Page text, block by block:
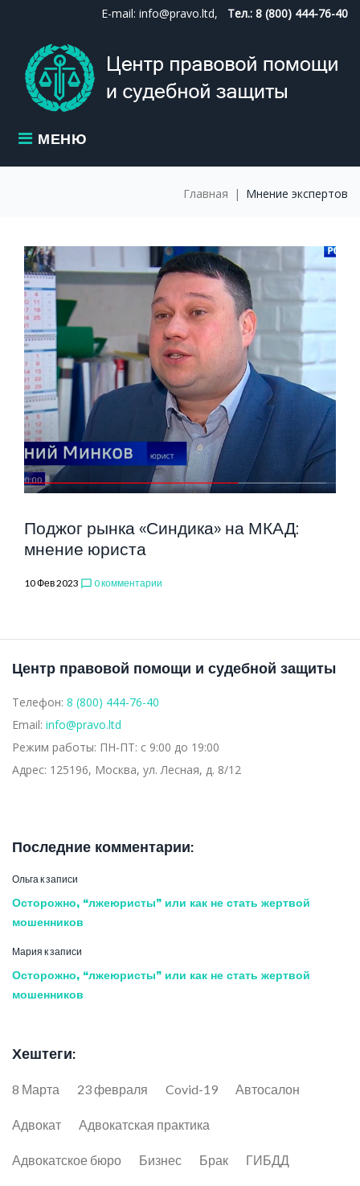
content
E-mail: info@pravo.ltd, Тел.: 8 (800) 444-76-40
МЕНЮ
Главная | Мнение экспертов
МЕТКА:
МНЕНИЕ
ЭКСПЕРТОВ
Поджог рынка «Синдика» на МКАД:
мнение юриста
10 Фев 2023 chat_bubble_outline 0 комментарии
Центр правовой помощи и судебной защиты
Телефон: 8 (800) 444-76-40
Email: info@pravo.ltd
Режим работы: ПН-ПТ: с 9:00 до 19:00
Адрес: 125196, Москва, ул. Лесная, д. 8/12
Последние комментарии:
Ольга к записи
Осторожно, “лжеюристы” или как не стать жертвой
мошенников
Мария к записи
Осторожно, “лжеюристы” или как не стать жертвой
мошенников
Хештеги:
8 Марта 23 февраля Covid-19 Автосалон
Адвокат Адвокатская практика
Адвокатское бюро Бизнес Брак ГИБДД